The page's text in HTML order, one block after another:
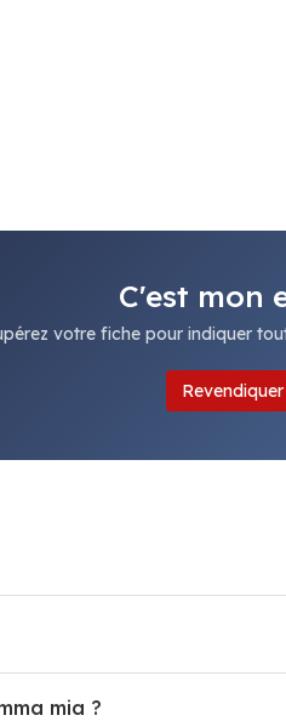
C'est mon
votre fiche pour indiquer
mia ?